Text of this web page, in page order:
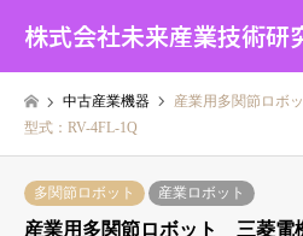
株式会社未来産業技術研
中古産業機器
産業用多関節ロボ
型式：RV-4FL-1Q
多関節ロボット 産業ロボット
産業用多関節ロボット 三菱電